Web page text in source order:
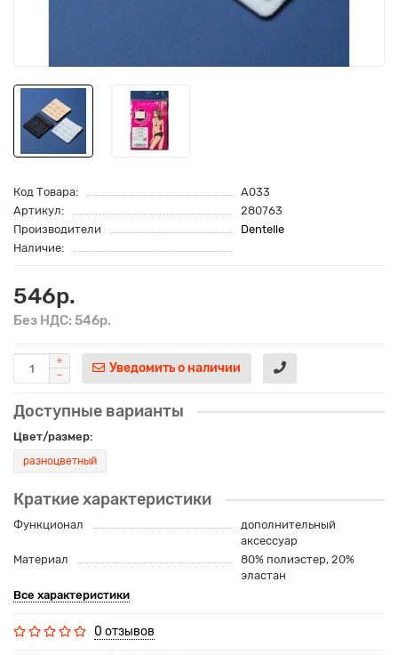
Код Товара:
A033
Артикул:
280763
Производители
Dentelle
Наличие:
546р.
Без НДС: 546р.
Уведомить о наличии
Доступные варианты
Цвет/размер:
разноцветный
Краткие характеристики
Функционал
дополнительный
аксессуар
Материал
80% полиэстер, 20%
эластан
Все характеристики
0 отзывов